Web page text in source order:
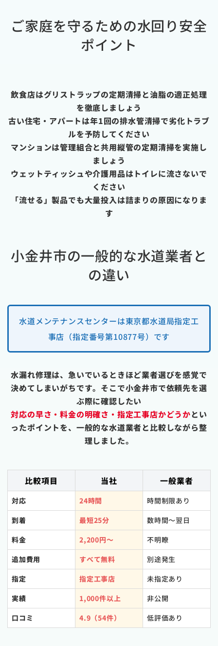
ご家庭を守るための水回り安全
ポイント
飲食店はグリストラップの定期清掃と油脂の適正処理
を徹底しましょう
古い住宅・アパートは年1回の排水管清掃で劣化トラブ
ルを予防してください
マンションは管理組合と共用縦管の定期清掃を実施し
ましょう
ウェットティッシュや介護用品はトイレに流さないで
ください
「流せる」製品でも大量投入は詰まりの原因になりま
す
小金井市の一般的な水道業者と
の違い
水道メンテナンスセンターは東京都水道局指定工
事店（指定番号第10877号）です
水漏れ修理は、急いでいるときほど業者選びを感覚で
決めてしまいがちです。そこで小金井市で依頼先を選
ぶ際に確認したい
対応の早さ・料金の明確さ・指定工事店かどうかとい
ったポイントを、一般的な水道業者と比較しながら整
理しました。
比較項目 当社 一般業者
対応 24時間
時間制限あり
到着
最短25分
数時間〜翌日
料金
2,200円〜
不明瞭
追加費用
すべて無料
別途発生
指定
指定工事店
未指定あり
実績
1,000件以上
非公開
口コミ
4.9（54件） 低評価あり